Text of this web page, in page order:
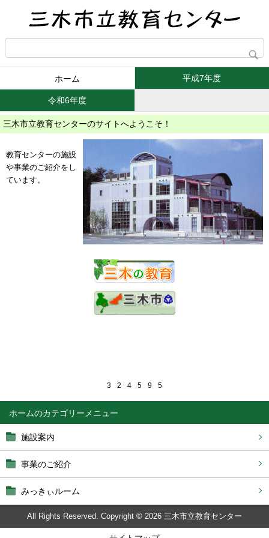
ホーム 平成7年度
令和6年度
ホーム
施設案内
事業のご紹介
みっきぃルーム
三木市立教育センターのサイトへようこそ！
教育センターの施設
や事業のご紹介をし
ています。
3 2 4 5 9 5
All Rights Reserved. Copyright © 2026 三木市立教育センター